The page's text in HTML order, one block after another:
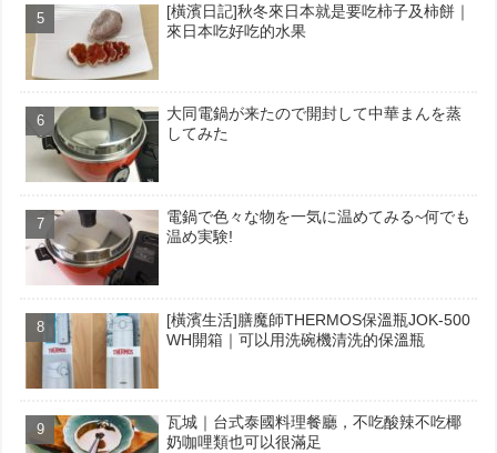
[橫濱日記]秋冬來日本就是要吃柿子及柿餅｜
來日本吃好吃的水果
大同電鍋が来たので開封して中華まんを蒸
してみた
電鍋で色々な物を一気に温めてみる~何でも
温め実験!
[橫濱生活]膳魔師THERMOS保溫瓶JOK-500
WH開箱｜可以用洗碗機清洗的保溫瓶
瓦城｜台式泰國料理餐廳，不吃酸辣不吃椰
奶咖哩類也可以很滿足